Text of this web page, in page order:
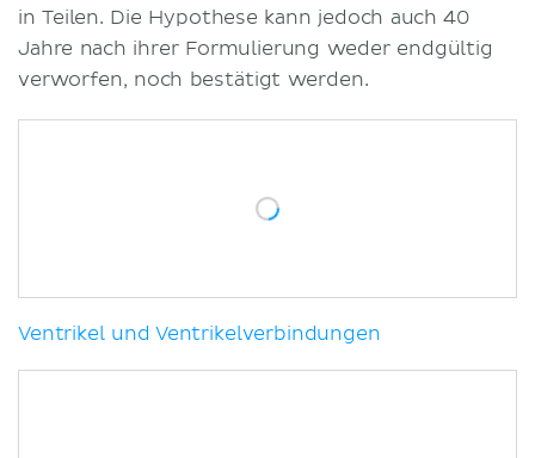
in Teilen. Die Hypothese kann jedoch auch 40
Jahre nach ihrer Formulierung weder endgültig
verworfen, noch bestätigt werden.
Ventrikel und Ventrikelverbindungen